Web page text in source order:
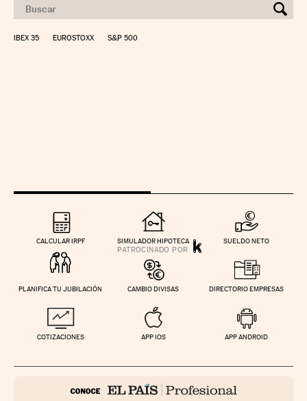
IBEX 35 EUROSTOXX S&P 500
CALCULAR IRPF SIMULADOR HIPOTECA SUELDO NETO
PLANIFICA TU JUBILACIÓN CAMBIO DIVISAS DIRECTORIO EMPRESAS
COTIZACIONES APP IOS APP ANDROID